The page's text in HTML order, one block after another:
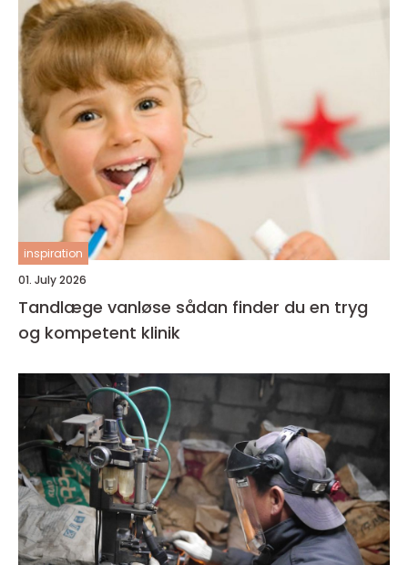
inspiration
01. July 2026
Tandlæge vanløse sådan finder du en tryg
og kompetent klinik